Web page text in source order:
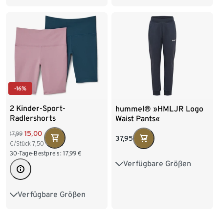
170/176
-16%
2 Kinder-Sport-
Radlershorts
17,99 15,00
€/Stück 7,50
30-Tage-Bestpreis: 17,99 €
Verfügbare Größen
122/128 134/140
hummel® »HMLJR Logo
Waist Pants«
37,95
Verfügbare Größen
110 116 122 128